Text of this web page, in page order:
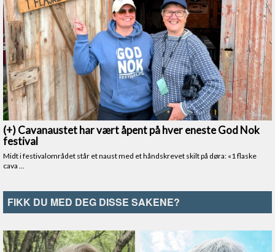
FIKK DU MED DEG DISSE SAKENE?